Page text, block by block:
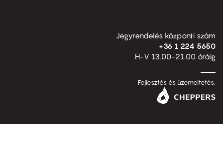
Jegyrendelés központi szám
+36 1 224 5650
H-V 13.00-21.00 óráig
Fejlesztés és üzemeltetés: